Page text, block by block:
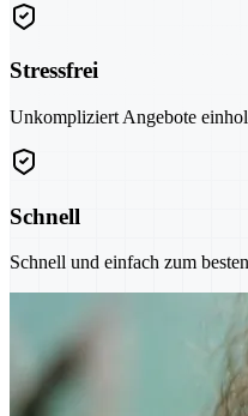
Stressfrei
Unkompliziert Angebote
Schnell
Schnell und einfach zum